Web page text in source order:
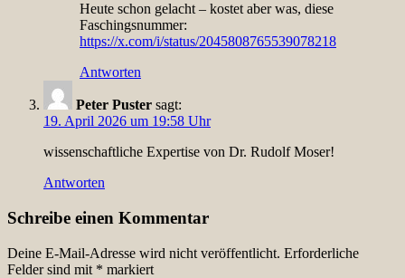
Heute schon gelacht – kostet aber was, diese
Faschingsnummer:
https://x.com/i/status/2045808765539078218
Antworten
Peter Puster sagt:
19. April 2026 um 19:58 Uhr
wissenschaftliche Expertise von Dr. Rudolf Moser!
Antworten
Schreibe einen Kommentar
Deine E-Mail-Adresse wird nicht veröffentlicht. Erforderliche
Felder sind mit * markiert